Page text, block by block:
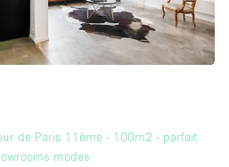
de Paris 11ème - 100m2 - parfait
modes